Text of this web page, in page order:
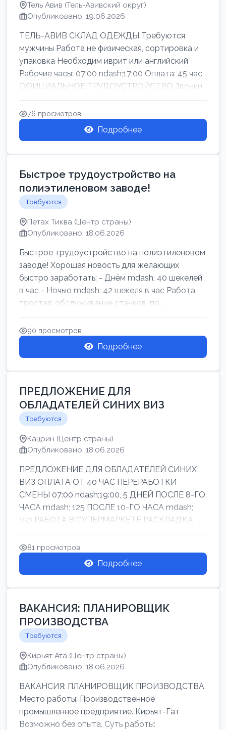
Тель Авив (Тель-Авивский округ)
Опубликовано: 19.06.2026
ТЕЛЬ-АВИВ СКЛАД ОДЕЖДЫ Требуются
мужчины Работа не физическая, сортировка и
упаковка Необходим иврит или английский
Рабочие часы: 07:00 ndash;17:00 Оплата: 45 час
ОФИЦИАЛЬНОЕ ТРУДОУСТРОЙСТВО Звонки
76 просмотров
Подробнее
Быстрое трудоустройство на
полиэтиленовом заводе!
Требуются
Петах Тиква (Центр страны)
Опубликовано: 18.06.2026
Быстрое трудоустройство на полиэтиленовом
заводе! Хорошая новость для желающих
быстро заработать: - Днём mdash; 40 шекелей
в час - Ночью mdash; 42 шекеля в час Работа
простая: обслуживание станков, пр...
90 просмотров
Подробнее
ПРЕДЛОЖЕНИЕ ДЛЯ
ОБЛАДАТЕЛЕЙ СИНИХ ВИЗ
Требуются
Кацрин (Центр страны)
Опубликовано: 18.06.2026
ПРЕДЛОЖЕНИЕ ДЛЯ ОБЛАДАТЕЛЕЙ СИНИХ
ВИЗ ОПЛАТА ОТ 40 ЧАС ПЕРЕРАБОТКИ
СМЕНЫ 07:00 ndash;19:00, 5 ДНЕЙ ПОСЛЕ 8-ГО
ЧАСА mdash; 125 ПОСЛЕ 10-ГО ЧАСА mdash;
150 РАБОТА В СУПЕРМАРКЕТЕ РАСКЛАДКА
ТОВАРОВ НЕ ТЯЖ...
81 просмотров
Подробнее
ВАКАНСИЯ: ПЛАНИРОВЩИК
ПРОИЗВОДСТВА
Требуются
Кирьят Ата (Центр страны)
Опубликовано: 18.06.2026
ВАКАНСИЯ: ПЛАНИРОВЩИК ПРОИЗВОДСТВА
Место работы: Производственное
промышленное предприятие. Кирьят-Гат
Возможно без опыта. Суть работы: